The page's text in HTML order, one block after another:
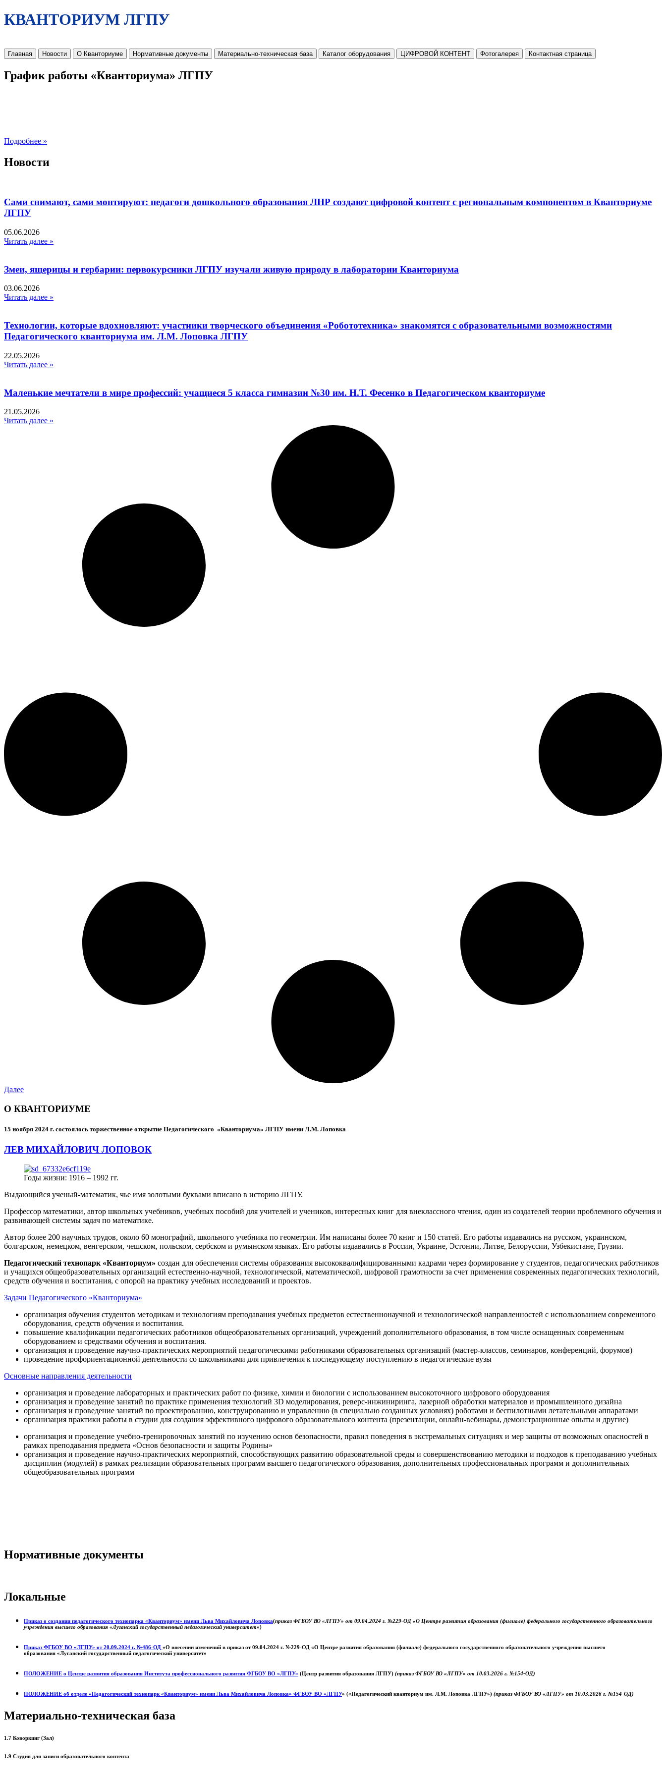
КВАНТОРИУМ ЛГПУ
Главная Новости О Кванториуме Нормативные документы Материально-техническая база Каталог оборудования ЦИФРОВОЙ КОНТЕНТ Фотогалерея Контактная страница
График работы «Кванториума» ЛГПУ
Подробнее »
Новости
Сами снимают, сами монтируют: педагоги дошкольного образования ЛНР создают цифровой контент с региональным компонентом в Кванториуме
ЛГПУ​
05.06.2026
Читать далее »
Змеи, ящерицы и гербарии: первокурсники ЛГПУ изучали живую природу в лаборатории Кванториума
03.06.2026
Читать далее »
Технологии, которые вдохновляют: участники творческого объединения «Робототехника» знакомятся с образовательными возможностями
Педагогического кванториума им. Л.М. Лоповка ЛГПУ
22.05.2026
Читать далее »
Маленькие мечтатели в мире профессий: учащиеся 5 класса гимназии №30 им. Н.Т. Фесенко в Педагогическом кванториуме
21.05.2026
Читать далее »
Далее
О КВАНТОРИУМЕ
15 ноября 2024 г. состоялось торжественное открытие Педагогического «Кванториума» ЛГПУ имени Л.М. Лоповка
ЛЕВ МИХАЙЛОВИЧ ЛОПОВОК
Годы жизни: 1916 – 1992 гг.
Выдающийся ученый-математик, чье имя золотыми буквами вписано в историю ЛГПУ.
Профессор математики, автор школьных учебников, учебных пособий для учителей и учеников, интересных книг для внеклассного чтения, один из создателей теории проблемного обучения и
развивающей системы задач по математике.
Автор более 200 научных трудов, около 60 монографий, школьного учебника по геометрии. Им написаны более 70 книг и 150 статей. Его работы издавались на русском, украинском,
болгарском, немецком, венгерском, чешском, польском, сербском и румынском языках. Его работы издавались в России, Украине, Эстонии, Литве, Белоруссии, Узбекистане, Грузии.
Педагогический технопарк «Кванториум» создан для обеспечения системы образования высококвалифицированными кадрами через формирование у студентов, педагогических работников
и учащихся общеобразовательных организаций естественно-научной, технологической, математической, цифровой грамотности за счет применения современных педагогических технологий,
средств обучения и воспитания, с опорой на практику учебных исследований и проектов.
Задачи Педагогического «Кванториума»
организация обучения студентов методикам и технологиям преподавания учебных предметов естественнонаучной и технологической направленностей с использованием современного
оборудования, средств обучения и воспитания.
повышение квалификации педагогических работников общеобразовательных организаций, учреждений дополнительного образования, в том числе оснащенных современным
оборудованием и средствами обучения и воспитания.
организация и проведение научно-практических мероприятий педагогическими работниками образовательных организаций (мастер-классов, семинаров, конференций, форумов)
проведение профориентационной деятельности со школьниками для привлечения к последующему поступлению в педагогические вузы
Основные направления деятельности
организация и проведение лабораторных и практических работ по физике, химии и биологии с использованием высокоточного цифрового оборудования
организация и проведение занятий по практике применения технологий 3D моделирования, реверс-инжиниринга, лазерной обработки материалов и промышленного дизайна
организация и проведение занятий по проектированию, конструированию и управлению (в специально созданных условиях) роботами и беспилотными летательными аппаратами
организация практики работы в студии для создания эффективного цифрового образовательного контента (презентации, онлайн-вебинары, демонстрационные опыты и другие)
организация и проведение учебно-тренировочных занятий по изучению основ безопасности, правил поведения в экстремальных ситуациях и мер защиты от возможных опасностей в
рамках преподавания предмета «Основ безопасности и защиты Родины»
организация и проведение научно-практических мероприятий, способствующих развитию образовательной среды и совершенствованию методики и подходов к преподаванию учебных
дисциплин (модулей) в рамках реализации образовательных программ высшего педагогического образования, дополнительных профессиональных программ и дополнительных
общеобразовательных программ
Нормативные документы
Локальные
Приказ о создании педагогического технопарка «Кванториум» имени Льва Михайловича Лоповка(приказ ФГБОУ ВО «ЛГПУ» от 09.04.2024 г. №229-ОД «О Центре развития образования (филиале) федерального государственного образовательного
учреждения высшего образования «Луганский государственный педагогический университет»)
Приказ ФГБОУ ВО «ЛГПУ» от 20.09.2024 г. №486-ОД «О внесении изменений в приказ от 09.04.2024 г. №229-ОД «О Центре развития образования (филиале) федерального государственного образовательного учреждения высшего
образования «Луганский государственный педагогический университет»
ПОЛОЖЕНИЕ о Центре развития образования Института профессионального развития ФГБОУ ВО «ЛГПУ» (Центр развития образования ЛГПУ) (приказ ФГБОУ ВО «ЛГПУ» от 10.03.2026 г. №154-ОД)
ПОЛОЖЕНИЕ об отделе «Педагогический технопарк «Кванториум» имени Льва Михайловича Лоповка» ФГБОУ ВО «ЛГПУ» («Педагогический кванториум им. Л.М. Лоповка ЛГПУ») (приказ ФГБОУ ВО «ЛГПУ» от 10.03.2026 г. №154-ОД)
Материально-техническая база
1.7 Коворкинг (Зал)
1.9 Студия для записи образовательного контента